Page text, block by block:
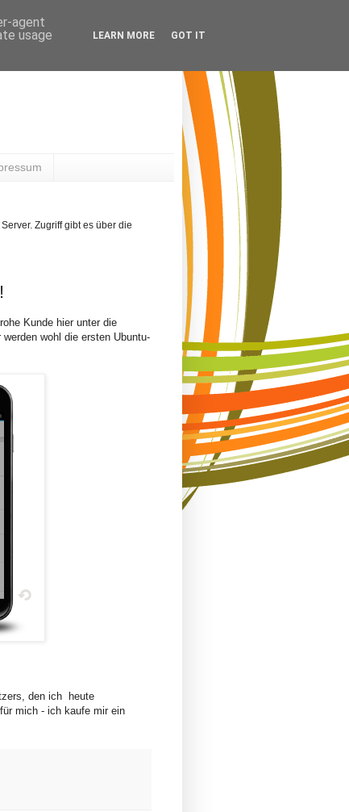
Zugriff gibt es über die
Kunde hier unter die
wohl die ersten Ubuntu-
den ich heute
mich - ich kaufe mir ein
agent
usage
LEARN MORE GOT IT